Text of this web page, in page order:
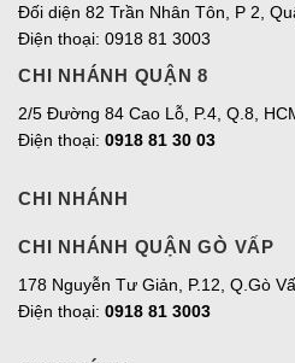
Đối diện 82 Trần Nhân Tôn, P 2,
Điện thoại: 0918 81 3003
CHI NHÁNH QUẬN 8
2/5 Đường 84 Cao Lỗ, P.4, Q.8,
Điện thoại: 0918 81 30 03
CHI NHÁNH
CHI NHÁNH QUẬN GÒ VẤP
178 Nguyễn Tư Giản, P.12, Q.Gò
Điện thoại: 0918 81 3003